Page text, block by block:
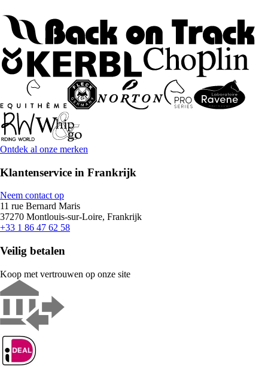
Ontdek al onze merken
Klantenservice in Frankrijk
Neem contact op
11 rue Bernard Maris
37270 Montlouis-sur-Loire, Frankrijk
+33 1 86 47 62 58
Veilig betalen
Koop met vertrouwen op onze site